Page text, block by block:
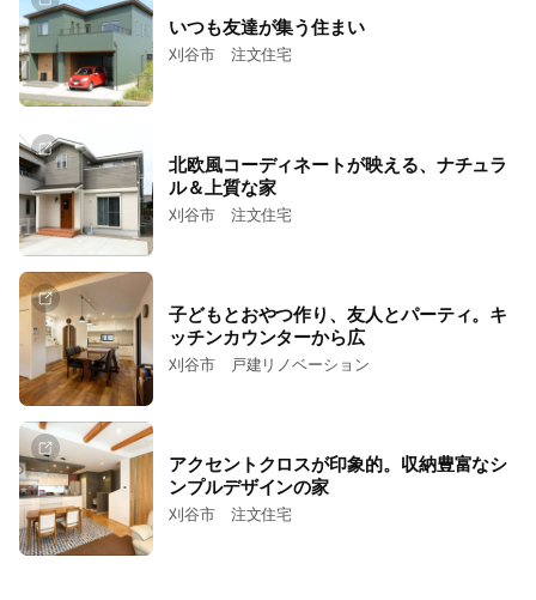
いつも友達が集う住まい
刈谷市 注文住宅
北欧風コーディネートが映える、ナチュラ
ル＆上質な家
刈谷市 注文住宅
子どもとおやつ作り、友人とパーティ。キ
ッチンカウンターから広
刈谷市 戸建リノベーション
アクセントクロスが印象的。収納豊富なシ
ンプルデザインの家
刈谷市 注文住宅